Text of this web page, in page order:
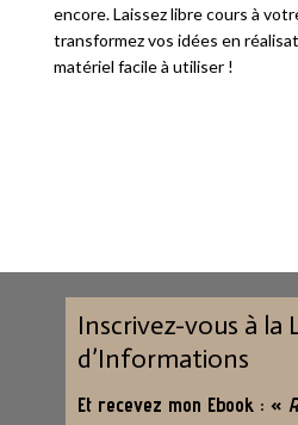
encore. Laissez libre cours à
transformez vos idées en
matériel facile à utiliser !
Inscrivez-vous à la
d’Informations
Et recevez mon Ebook : «